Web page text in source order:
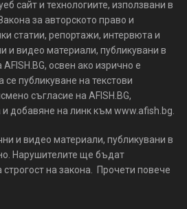
сайт и технологиите, използвани в
за авторското право и
статии, репортажи, интервюта и
и видео материали, публикувани в
освен ако изрично е
публикуване на текстови
съгласие на AFISH.BG,
добавяне на линк към www.afish.bg.
и видео материали, публикувани в
Нарушителите ще бъдат
на закона. Прочети повече